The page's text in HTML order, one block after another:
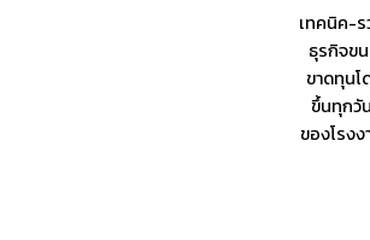
เทคนิค-ร
ธุรกิจข
ขาดทุน
ขึ้นทุกวั
ของโรง